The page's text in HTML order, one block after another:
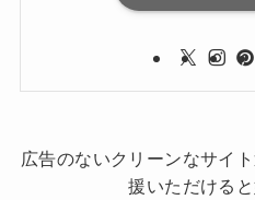
広告のないクリーンなサイ
援いただける